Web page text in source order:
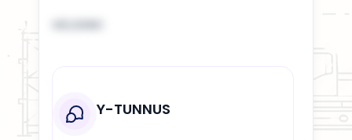
HELSINKI
Y-TUNNUS